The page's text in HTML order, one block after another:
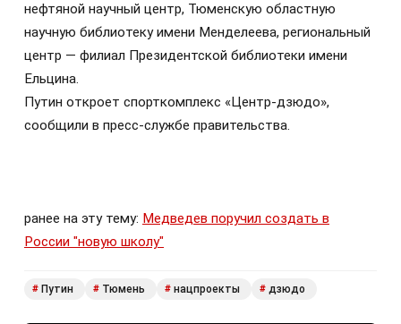
нефтяной научный центр, Тюменскую областную
научную библиотеку имени Менделеева, региональный
центр — филиал Президентской библиотеки имени
Ельцина.
Путин откроет спорткомплекс «Центр-дзюдо»,
сообщили в пресс-службе правительства.
ранее на эту тему: Медведев поручил создать в
России "новую школу"
# Путин # Тюмень # нацпроекты # дзюдо